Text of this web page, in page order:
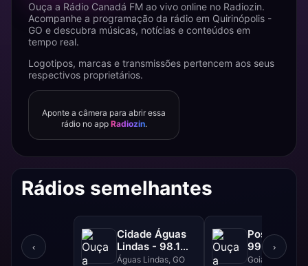
Ouça a Rádio Canadá FM ao vivo online no Radiozin.
Acompanhe a programação da rádio em Quirinópolis -
GO e descubra músicas, notícias e conteúdos em
tempo real.
Logotipos, marcas e transmissões pertencem aos seus
respectivos proprietários.
Aponte a câmera para abrir essa
rádio no app Radiozin.
Rádios semelhantes
‹
Cidade Águas
Lindas - 98.1
FM
Águas Lindas, GO
Positiva
99.1 FM
Goiânia, GO
›